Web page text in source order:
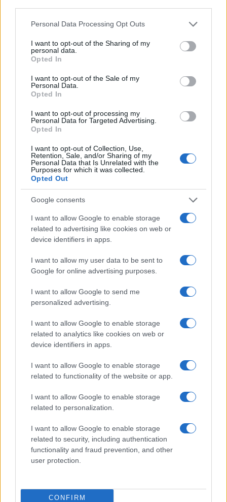
Please note that this website/app uses one or more Google
not limited to your visit or usage behaviour. You may click to
grant or deny consent to Google and its third-party tags to
use your data for below specified purposes in below Google
consent section.
Personal Data Processing Opt Outs
I want to opt-out of the Sharing of my
personal data.
Opted In
I want to opt-out of the Sale of my
Personal Data.
Opted In
I want to opt-out of processing my
Personal Data for Targeted Advertising.
Opted In
I want to opt-out of Collection, Use,
Retention, Sale, and/or Sharing of my
Personal Data that Is Unrelated with the
Purposes for which it was collected.
Opted Out
Google consents
I want to allow Google to enable storage
related to advertising like cookies on web or
device identifiers in apps.
I want to allow my user data to be sent to
Google for online advertising purposes.
I want to allow Google to send me
personalized advertising.
I want to allow Google to enable storage
related to analytics like cookies on web or
device identifiers in apps.
I want to allow Google to enable storage
related to functionality of the website or app.
I want to allow Google to enable storage
related to personalization.
I want to allow Google to enable storage
related to security, including authentication
functionality and fraud prevention, and other
user protection.
CONFIRM
Le previsioni meteo per il weekend a Olbia e in
Gallura
Michelle Hunziker in Gallura, bella anche dal
Calangianus, dopo le polemiche il centro
accoglienza minori chiude
esplode la protesta
Pausa caffè impeccabile: come scegliere la
soluzione ideale per la casa e l’ufficio
Monte Pino, la fine di un lungo dolore: storia e
rinascita della strada che segnò la Gallura
Raid nelle campagne di Berchidda, rischio per
NECROLOGIE
Mario Malu
Paolo Pinna